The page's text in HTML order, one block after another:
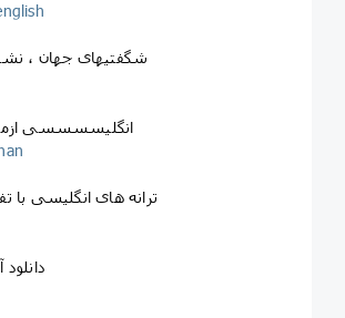
◎شگفتیهای جهان ،
◎انگلیسسسسی
◎ترانه های انگلیسی با